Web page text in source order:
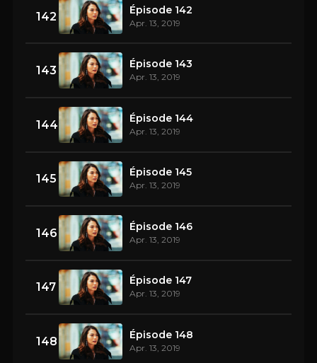
142 Épisode 142
Apr. 13, 2019
143 Épisode 143
Apr. 13, 2019
144 Épisode 144
Apr. 13, 2019
145 Épisode 145
Apr. 13, 2019
146 Épisode 146
Apr. 13, 2019
147 Épisode 147
Apr. 13, 2019
148 Épisode 148
Apr. 13, 2019